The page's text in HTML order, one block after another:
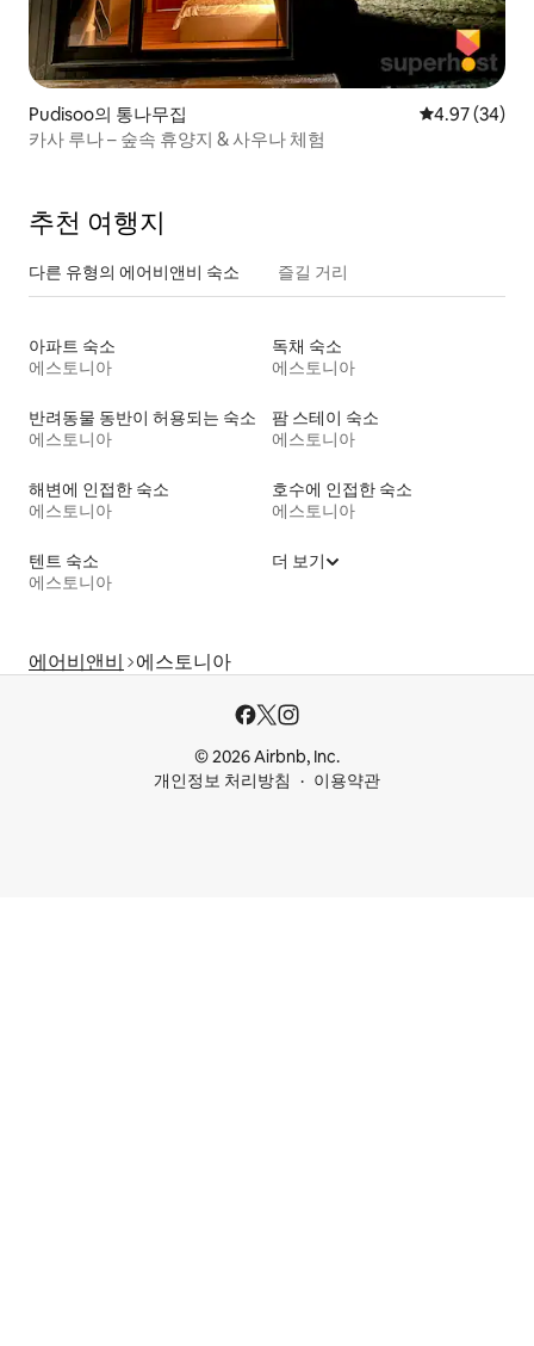
Pudisoo의 통나무집 평점 4.97점(5
4.97 (34)
카사 루나 – 숲속 휴양지 & 사우나 체험
추천 여행지
다른 유형의 에어비앤비 숙소 즐길 거리
아파트 숙소
에스토니아
독채 숙소
에스토니아
반려동물 동반이 허용되는 숙소
에스토니아
팜 스테이 숙소
에스토니아
해변에 인접한 숙소
에스토니아
호수에 인접한 숙소
에스토니아
텐트 숙소
에스토니아
더 보기
에어비앤비 에스토니아
© 2026 Airbnb, Inc.
개인정보 처리방침
이용약관